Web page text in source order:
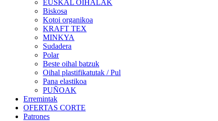
EUSKAL OIHALAK
Biskosa
Kotoi organikoa
KRAFT TEX
MINKYA
Sudadera
Polar
Beste oihal batzuk
Oihal plastifikatutak / Pul
Pana elastikoa
PUÑOAK
Erremintak
OFERTAS CORTE
Patrones